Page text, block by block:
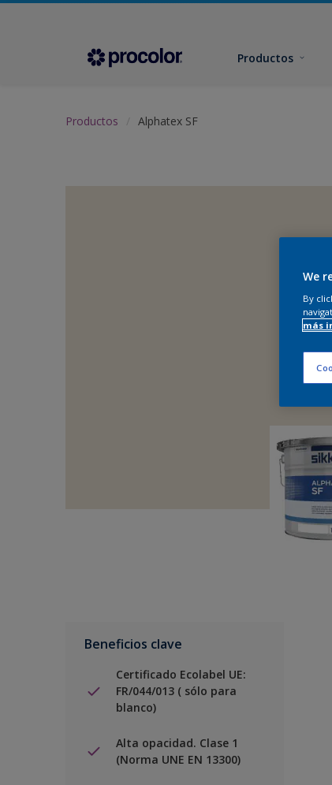
Productos
Productos Alphatex SF
Beneficios clave
Certificado Ecolabel UE:
FR/044/013 ( sólo para
blanco)
Alta opacidad. Clase 1
(Norma UNE EN 13300)
We
By
más